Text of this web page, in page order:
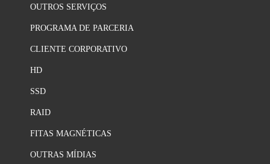
OUTROS SERVIÇOS
PROGRAMA DE PARCERIA
CLIENTE CORPORATIVO
HD
SSD
RAID
FITAS MAGNÉTICAS
OUTRAS MÍDIAS